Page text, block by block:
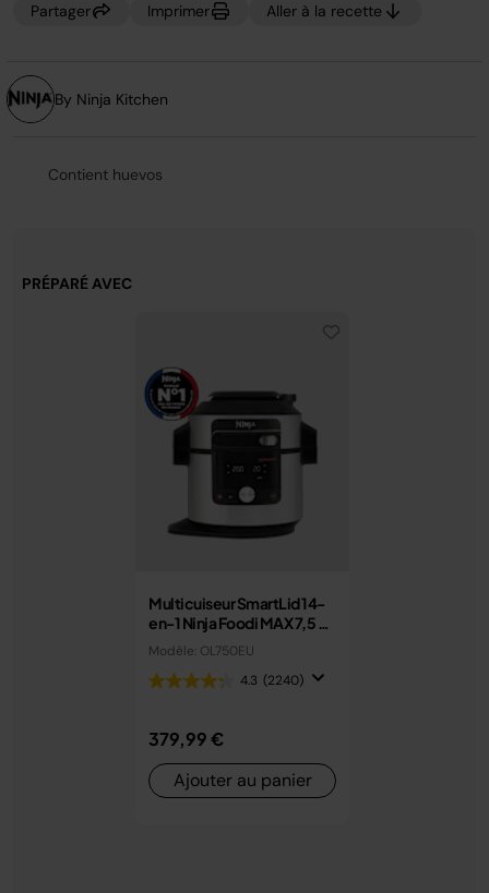
Partager Imprimer Aller à la recette
By Ninja Kitchen
Contient huevos
PRÉPARÉ AVEC
Multicuiseur SmartLid 14-
en-1 Ninja Foodi MAX 7,5 L
avec couvercle intelligent
OL750EU
Modèle: OL750EU
4.3 (2240)
379,99 €
Ajouter au panier